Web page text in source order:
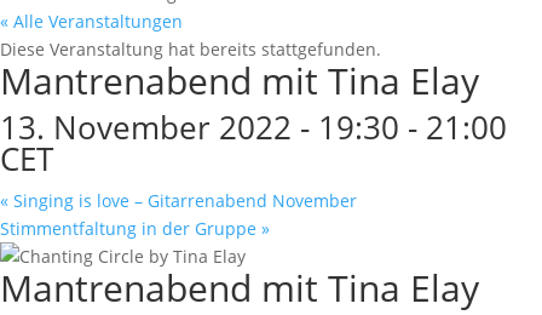
« Alle Veranstaltungen
Diese Veranstaltung hat bereits stattgefunden.
Mantrenabend mit Tina Elay
13. November 2022 - 19:30 - 21:00
CET
« Singing is love – Gitarrenabend November
Stimmentfaltung in der Gruppe »
Mantrenabend mit Tina Elay